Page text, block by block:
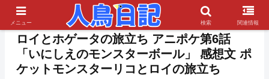
ロイとホゲータの旅立ち アニポケ第6話
「いにしえのモンスターボール」 感想文 ポ
ケットモンスターリコとロイの旅立ち
メニュー 検索 関連情報